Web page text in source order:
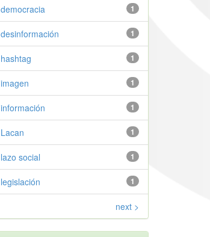
1
democracia
1
desinformación
1
hashtag
1
imagen
1
información
1
Lacan
1
lazo social
1
legislación
next >